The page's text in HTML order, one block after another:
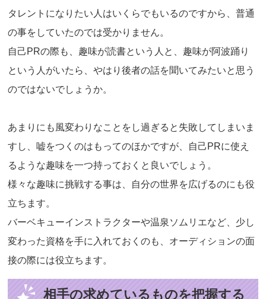
タレントになりたい人はいくらでもいるのですから、普通
の事をしていたのでは受かりません。
自己PRの際も、趣味が読書という人と、趣味が阿波踊り
という人がいたら、やはり後者の話を聞いてみたいと思う
のではないでしょうか。
あまりにも風変わりなことをし過ぎると失敗してしまいま
すし、嘘をつくのはもってのほかですが、自己PRに使え
るような趣味を一つ持っておくと良いでしょう。
様々な趣味に挑戦する事は、自分の世界を広げるのにも役
立ちます。
バーベキューインストラクターや温泉ソムリエなど、少し
変わった資格を手に入れておくのも、オーディションの面
接の際には役立ちます。
相手の求めているものを把握する